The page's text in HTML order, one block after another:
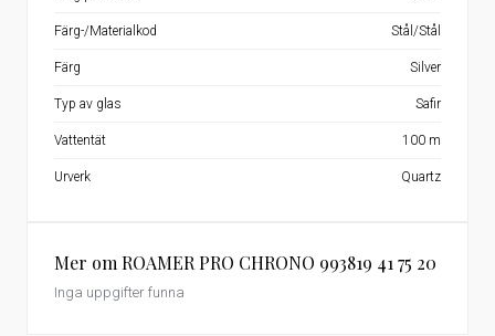
Mer om ROAMER PRO CHRONO 993819 41 75 20
Inga uppgifter funna
Färg-/Materialkod Stål/Stål
Färg Silver
Typ av glas Safir
Vattentät 100 m
Urverk Quartz